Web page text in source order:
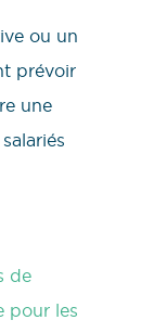
ou un
prévoir
une
de
pour les